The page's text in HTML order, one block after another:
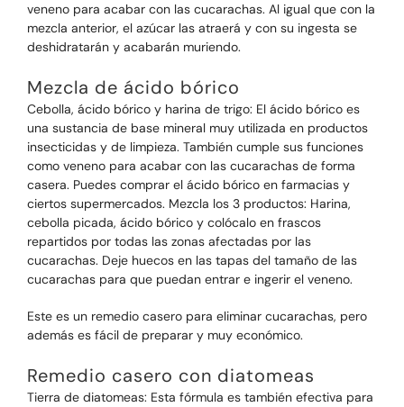
veneno para acabar con las cucarachas. Al igual que con la
mezcla anterior, el azúcar las atraerá y con su ingesta se
deshidratarán y acabarán muriendo.
Mezcla de ácido bórico
Cebolla, ácido bórico y harina de trigo: El ácido bórico es
una sustancia de base mineral muy utilizada en productos
insecticidas y de limpieza. También cumple sus funciones
como veneno para acabar con las cucarachas de forma
casera. Puedes comprar el ácido bórico en farmacias y
ciertos supermercados. Mezcla los 3 productos: Harina,
cebolla picada, ácido bórico y colócalo en frascos
repartidos por todas las zonas afectadas por las
cucarachas. Deje huecos en las tapas del tamaño de las
cucarachas para que puedan entrar e ingerir el veneno.
Este es un remedio casero para eliminar cucarachas, pero
además es fácil de preparar y muy económico.
Remedio casero con diatomeas
Tierra de diatomeas: Esta fórmula es también efectiva para